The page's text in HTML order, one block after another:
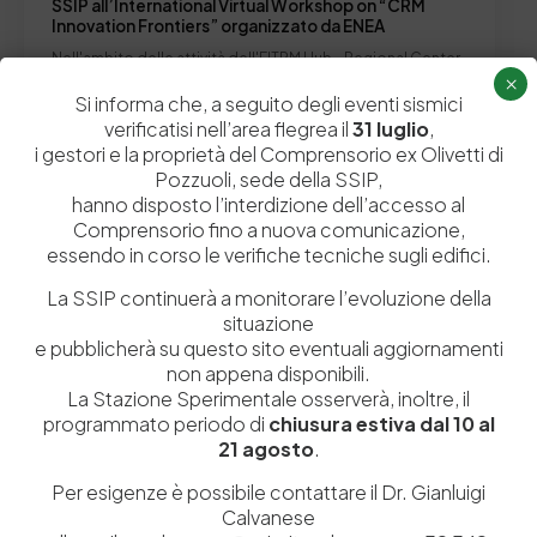
SSIP all’International Virtual Workshop on “CRM
Innovation Frontiers” organizzato da ENEA
Nell'ambito delle attività dell'EITRM Hub - Regional Center
Admin_dev2 0
Istituita a Napoli per Regio Decreto nel 1885, la Stazione
Sperimentale per l’Industria delle Pelli e delle materie concianti
(SSIP) è un Organismo di Ricerca Nazionale delle Camere di
Commercio di Napoli, Toscana Nord-Ovest e Vicenza.
Si informa che, a seguito degli eventi sismici
verificatisi nell’area flegrea il31 luglio,
i gestori e la proprietà del Comprensorio ex Olivetti di
Pozzuoli, sede della SSIP,
hanno disposto l’interdizione dell’accesso al
Comprensorio fino a nuova comunicazione,
essendo in corso le verifiche tecniche sugli edifici.
La SSIP continuerà a monitorare l’evoluzione della
situazione
e pubblicherà su questo sito eventuali aggiornamenti
non appena disponibili.
La Stazione Sperimentale osserverà, inoltre, il
programmato periodo di chiusura estiva dal 10 al
21 agosto.
Per esigenze è possibile contattare il Dr. Gianluigi
Calvanese
×